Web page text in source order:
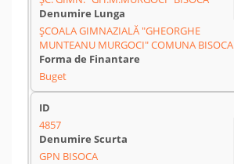
ŞCOALA GIMNAZIALĂ "GHEORGHE
MUNTEANU MURGOCI" COMUNA BISOCA
Buget
4857
GPN BISOCA